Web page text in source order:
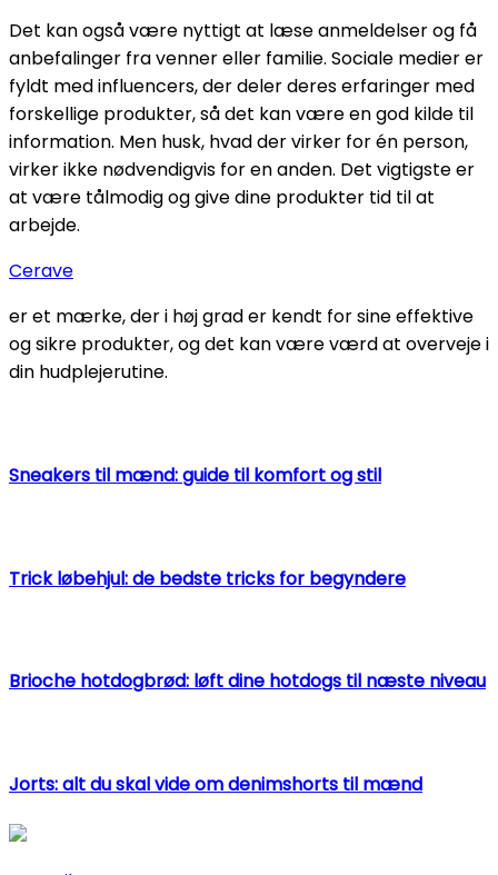
Det kan også være nyttigt at læse anmeldelser og få
anbefalinger fra venner eller familie. Sociale medier er
fyldt med influencers, der deler deres erfaringer med
forskellige produkter, så det kan være en god kilde til
information. Men husk, hvad der virker for én person,
virker ikke nødvendigvis for en anden. Det vigtigste er
at være tålmodig og give dine produkter tid til at
arbejde.
Cerave
er et mærke, der i høj grad er kendt for sine effektive
og sikre produkter, og det kan være værd at overveje i
din hudplejerutine.
Sneakers til mænd: guide til komfort og stil
Trick løbehjul: de bedste tricks for begyndere
Brioche hotdogbrød: løft dine hotdogs til næste niveau
Jorts: alt du skal vide om denimshorts til mænd